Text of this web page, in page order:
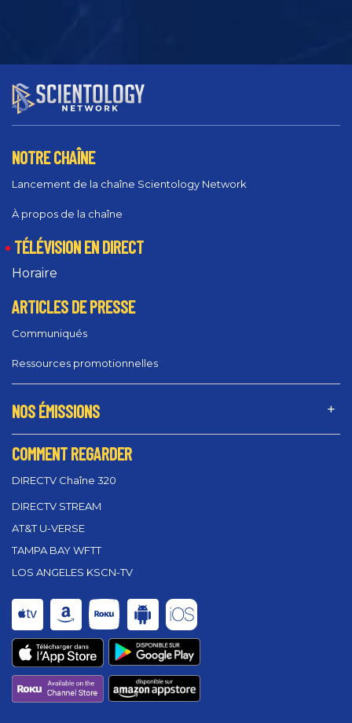
NOTRE CHAÎNE
Lancement de la chaîne Scientology Network
À propos de la chaîne
TÉLÉVISION EN DIRECT
Horaire
ARTICLES DE PRESSE
Communiqués
Ressources promotionnelles
NOS ÉMISSIONS
COMMENT REGARDER
DIRECTV Chaîne 320
DIRECTV STREAM
AT&T U-VERSE
TAMPA BAY WFTT
LOS ANGELES KSCN-TV